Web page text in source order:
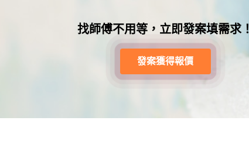
找師傅不用等，立即發案填需求！
發案獲得報價